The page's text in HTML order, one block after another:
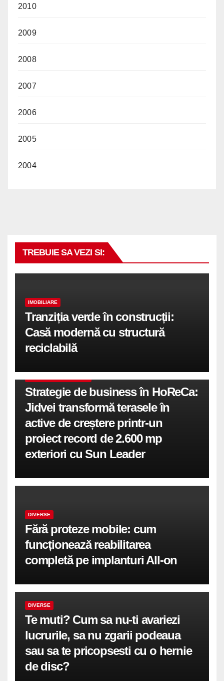
2010
2009
2008
2007
2006
2005
2004
TREBUIE SA VEZI SI:
IMOBILIARE
Tranziția verde în construcții:
Casă modernă cu structură
reciclabilă
Strategie de business în HoReCa:
Jidvei transformă terasele în
active de creștere printr-un
proiect record de 2.600 mp
exteriori cu Sun Leader
DIVERSE
Fără proteze mobile: cum
funcționează reabilitarea
completă pe implanturi All-on
DIVERSE
Te muti? Cum sa nu-ti avariezi
lucrurile, sa nu zgarii podeaua
sau sa te pricopsesti cu o hernie
de disc?